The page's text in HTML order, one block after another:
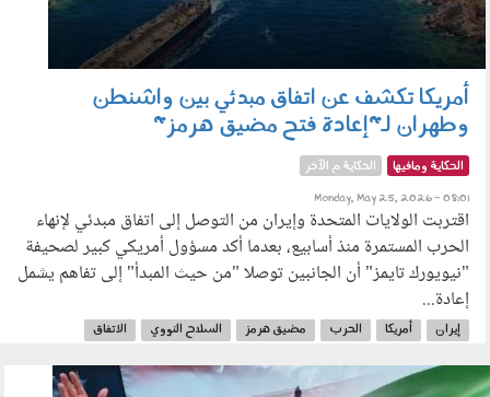
أمريكا تكشف عن اتفاق مبدئي بين واشنطن
وطهران لـ"إعادة فتح مضيق هرمز"
الحكاية ومافيها الحكاية م الآخر
Monday, May 25, 2026 - 08:01
اقتربت الولايات المتحدة وإيران من التوصل إلى اتفاق مبدئي لإنهاء
الحرب المستمرة منذ أسابيع، بعدما أكد مسؤول أمريكي كبير لصحيفة
"نيويورك تايمز" أن الجانبين توصلا "من حيث المبدأ" إلى تفاهم يشمل
إعادة...
إيران أمريكا الحرب مضيق هرمز السلاح النووي
الاتفاق